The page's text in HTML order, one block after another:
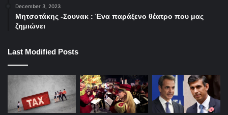
December 3, 2023
Μητσοτάκης -Σουνακ : Ένα παράξενο θέατρο που μας
ζημιώνει
Last Modified Posts